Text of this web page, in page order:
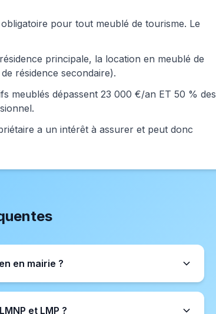
obligatoire pour tout meublé de tourisme. Le
principale, la location en meublé de
résidence secondaire).
meublés dépassent 23 000 €/an ET 50 % des
a un intérêt à assurer et peut donc
en mairie ?
et LMP ?